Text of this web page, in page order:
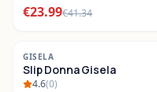
€23.99€41.34
-22 %
SALDI
GISELA
Slip Donna Gisela
4.6(0)